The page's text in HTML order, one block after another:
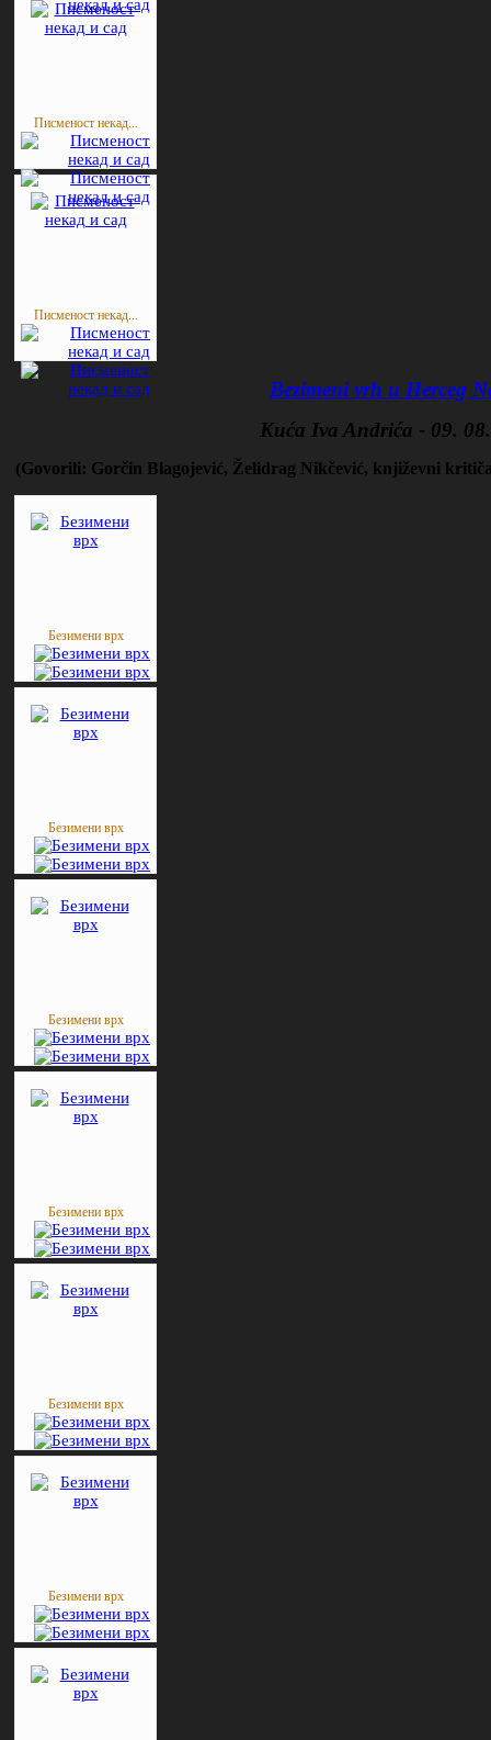
Писменост некад...
Писменост некад...
Bezimeni vrh u Herceg
Kuća Iva Andrića - 09.
(Govorili: Gorčin Blagojević, Želidrag Nikčević, književni
Безимени врх
Безимени врх
Безимени врх
Безимени врх
Безимени врх
Безимени врх